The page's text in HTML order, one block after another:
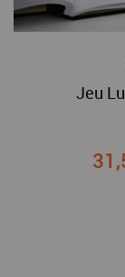
Jeu